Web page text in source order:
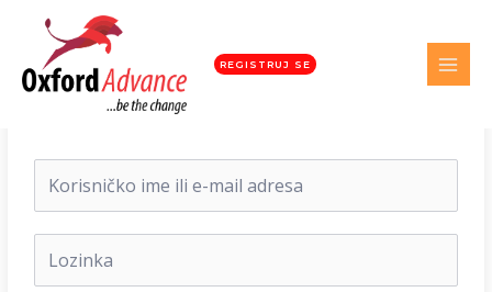
REGISTRUJ SE
Dobrodošli nazad!